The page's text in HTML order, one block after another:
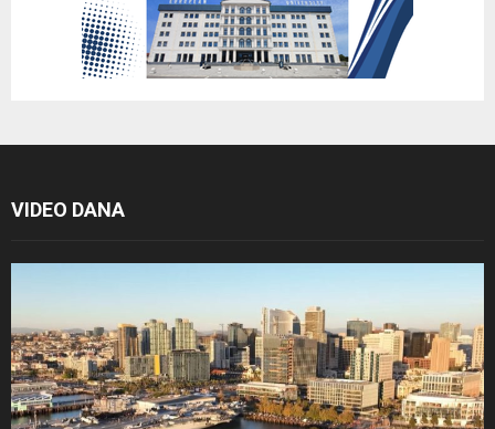
VIDEO DANA